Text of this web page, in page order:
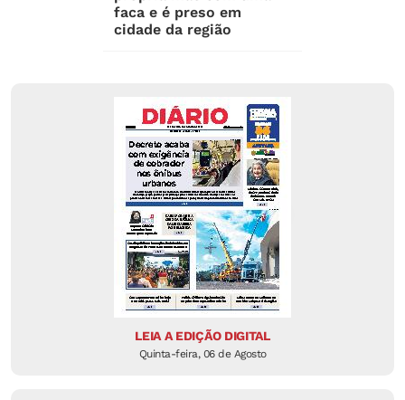
faca e é preso em
cidade da região
LEIA A EDIÇÃO DIGITAL
Quinta-feira, 06 de Agosto